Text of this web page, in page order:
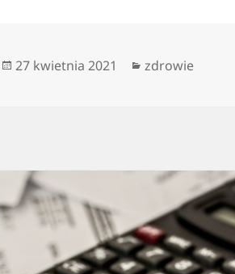
Data
27 kwietnia 2021 Kategorie
zdrowie